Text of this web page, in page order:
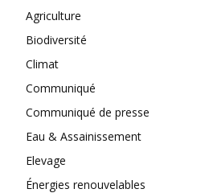
Agriculture
Biodiversité
Climat
Communiqué
Communiqué de presse
Eau & Assainissement
Elevage
Énergies renouvelables